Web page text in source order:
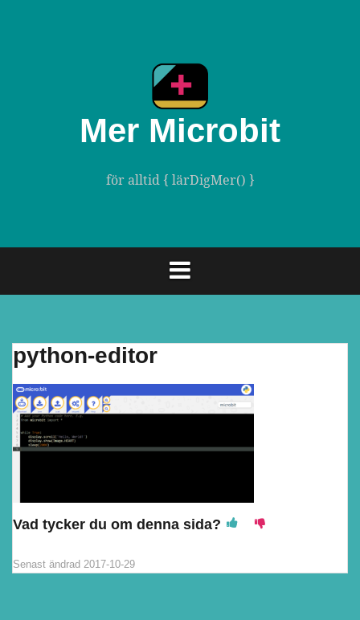
Mer Microbit
för alltid { lärDigMer() }
python-editor
Vad tycker du om denna sida?
Senast ändrad 2017-10-29